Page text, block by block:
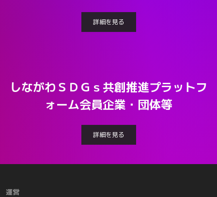
詳細を見る
しながわＳＤＧｓ共創推進プラットフ
ォーム会員企業・団体等
詳細を見る
運営